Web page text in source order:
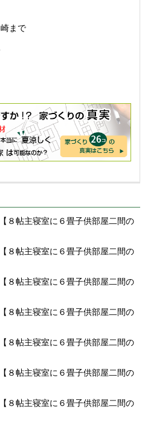
まで
８帖主寝室に６畳子供部屋二間の
８帖主寝室に６畳子供部屋二間の
８帖主寝室に６畳子供部屋二間の
８帖主寝室に６畳子供部屋二間の
８帖主寝室に６畳子供部屋二間の
８帖主寝室に６畳子供部屋二間の
８帖主寝室に６畳子供部屋二間の